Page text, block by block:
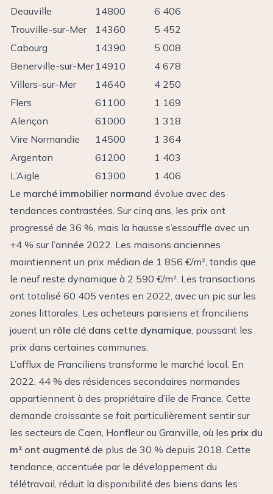
Deauville
14800
6 406
Trouville-sur-Mer
14360
5 452
Cabourg
14390
5 008
Benerville-sur-Mer 14910
4 678
Villers-sur-Mer
14640
4 250
Flers
61100
1 169
Alençon
61000
1 318
Vire Normandie
14500
1 364
Argentan
61200
1 403
L’Aigle
61300
1 406
Le marché immobilier normand évolue avec des
tendances contrastées. Sur cinq ans, les prix ont
progressé de 36 %, mais la hausse s’essouffle avec un
+4 % sur l’année 2022. Les maisons anciennes
maintiennent un prix médian de 1 856 €/m², tandis que
le neuf reste dynamique à 2 590 €/m². Les transactions
ont totalisé 60 405 ventes en 2022, avec un pic sur les
zones littorales. Les acheteurs parisiens et franciliens
jouent un rôle clé dans cette dynamique, poussant les
prix dans certaines communes.
L’afflux de Franciliens transforme le marché local. En
2022, 44 % des résidences secondaires normandes
appartiennent à des propriétaire d’ile de France. Cette
demande croissante se fait particulièrement sentir sur
les secteurs de Caen, Honfleur ou Granville, où les prix du
m² ont augmenté de plus de 30 % depuis 2018. Cette
tendance, accentuée par le développement du
télétravail, réduit la disponibilité des biens dans les